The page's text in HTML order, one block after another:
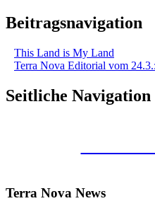
Beitragsnavigation
This Land is My Land
Terra Nova Editorial vom
Seitliche Navigation
Terra Nova News